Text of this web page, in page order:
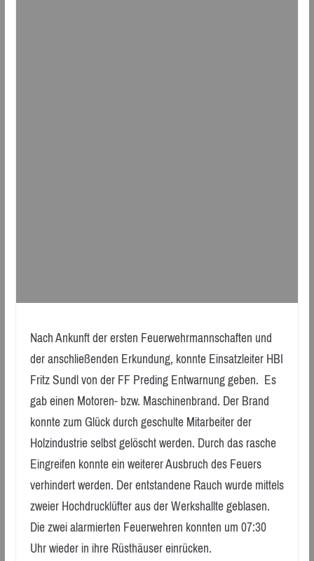
Nach Ankunft der ersten Feuerwehrmannschaften und
der anschließenden Erkundung, konnte Einsatzleiter HBI
Fritz Sundl von der FF Preding Entwarnung geben. Es
gab einen Motoren- bzw. Maschinenbrand. Der Brand
konnte zum Glück durch geschulte Mitarbeiter der
Holzindustrie selbst gelöscht werden. Durch das rasche
Eingreifen konnte ein weiterer Ausbruch des Feuers
verhindert werden. Der entstandene Rauch wurde mittels
zweier Hochdrucklüfter aus der Werkshallte geblasen.
Die zwei alarmierten Feuerwehren konnten um 07:30
Uhr wieder in ihre Rüsthäuser einrücken.